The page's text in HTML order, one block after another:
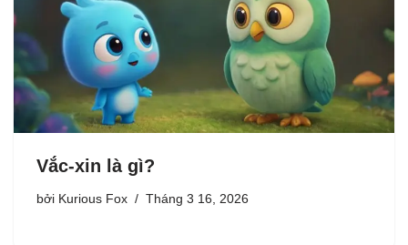
Vắc-xin là gì?
bởi Kurious Fox Tháng 3 16, 2026